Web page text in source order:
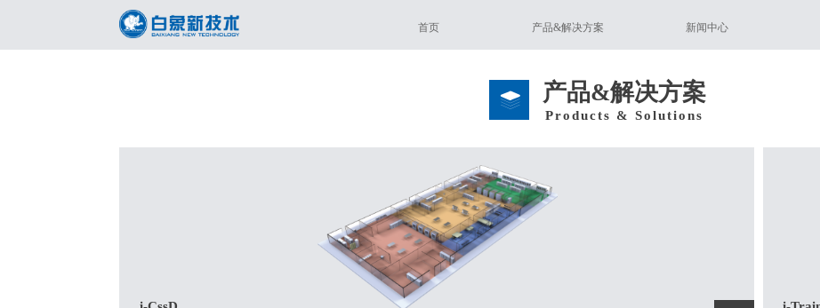
首页 产品&解决方案 新闻中心
产品&解决方案
Products & Solutions